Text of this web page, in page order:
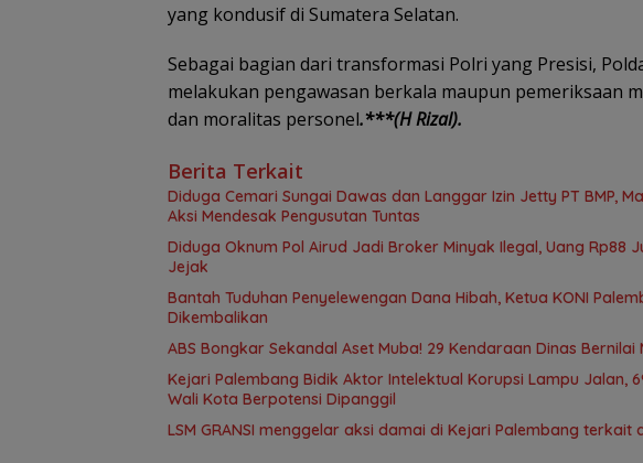
yang kondusif di Sumatera Selatan.
Sebagai bagian dari transformasi Polri yang Presisi,
melakukan pengawasan berkala maupun pemeriksaan
dan moralitas personel.***(H Rizal).
Berita Terkait
Diduga Cemari Sungai Dawas dan Langgar Izin Jetty PT BMP,
Aksi Mendesak Pengusutan Tuntas
Diduga Oknum Pol Airud Jadi Broker Minyak Ilegal, Uang Rp88
Jejak
Bantah Tuduhan Penyelewengan Dana Hibah, Ketua KONI
Dikembalikan
ABS Bongkar Sekandal Aset Muba! 29 Kendaraan Dinas
Kejari Palembang Bidik Aktor Intelektual Korupsi Lampu Jalan,
Wali Kota Berpotensi Dipanggil
LSM GRANSI menggelar aksi damai di Kejari Palembang